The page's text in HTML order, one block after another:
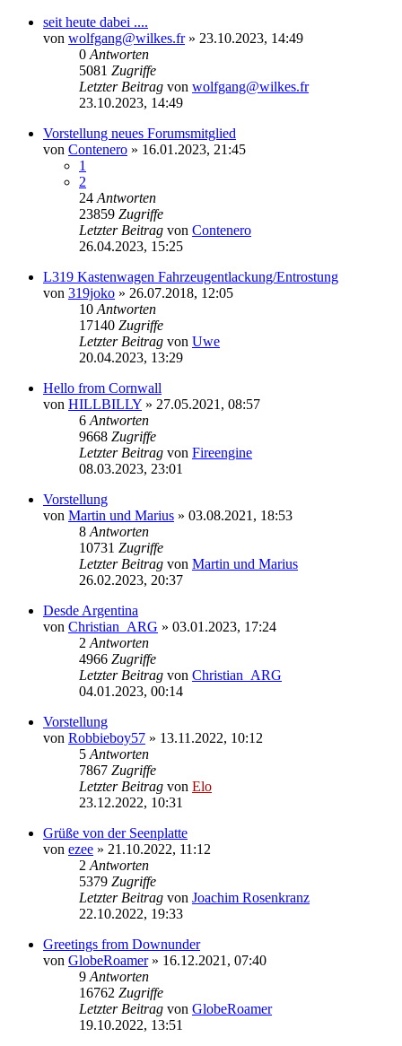
seit heute dabei ....
von wolfgang@wilkes.fr» 23.10.2023, 14:49
0 Antworten
5081 Zugriffe
Letzter Beitrag von wolfgang@wilkes.fr
23.10.2023, 14:49
Vorstellung neues Forumsmitglied
von Contenero » 16.01.2023, 21:45
1
2
24 Antworten
23859 Zugriffe
Letzter Beitrag von Contenero
26.04.2023, 15:25
L319 Kastenwagen Fahrzeugentlackung/Entrostung
von 319joko » 26.07.2018, 12:05
10 Antworten
17140 Zugriffe
Letzter Beitrag von Uwe
20.04.2023, 13:29
Hello from Cornwall
von HILLBILLY » 27.05.2021, 08:57
6 Antworten
9668 Zugriffe
Letzter Beitrag von Fireengine
08.03.2023, 23:01
Vorstellung
von Martin und Marius » 03.08.2021, 18:53
8 Antworten
10731 Zugriffe
Letzter Beitrag von Martin und Marius
26.02.2023, 20:37
Desde Argentina
von Christian_ARG » 03.01.2023, 17:24
2 Antworten
4966 Zugriffe
Letzter Beitrag von Christian_ARG
04.01.2023, 00:14
Vorstellung
von Robbieboy57 » 13.11.2022, 10:12
5 Antworten
7867 Zugriffe
Letzter Beitrag von Elo
23.12.2022, 10:31
Grüße von der Seenplatte
von ezee » 21.10.2022, 11:12
2 Antworten
5379 Zugriffe
Letzter Beitrag von Joachim Rosenkranz
22.10.2022, 19:33
Greetings from Downunder
von GlobeRoamer» 16.12.2021, 07:40
9 Antworten
16762 Zugriffe
Letzter Beitrag von GlobeRoamer
19.10.2022, 13:51